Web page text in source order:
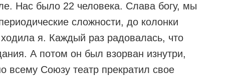
Нас было 22 человека. Слава богу, мы
сложности, до колонки
я. Каждый раз радовалась, что
А потом он был взорван изнутри,
всему Союзу театр прекратил свое